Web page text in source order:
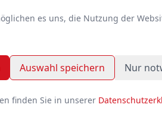
es uns, die Nutzung der
Auswahl speichern Nur
finden Sie in unserer